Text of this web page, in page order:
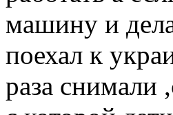
машину и
поехал к
раза снимали